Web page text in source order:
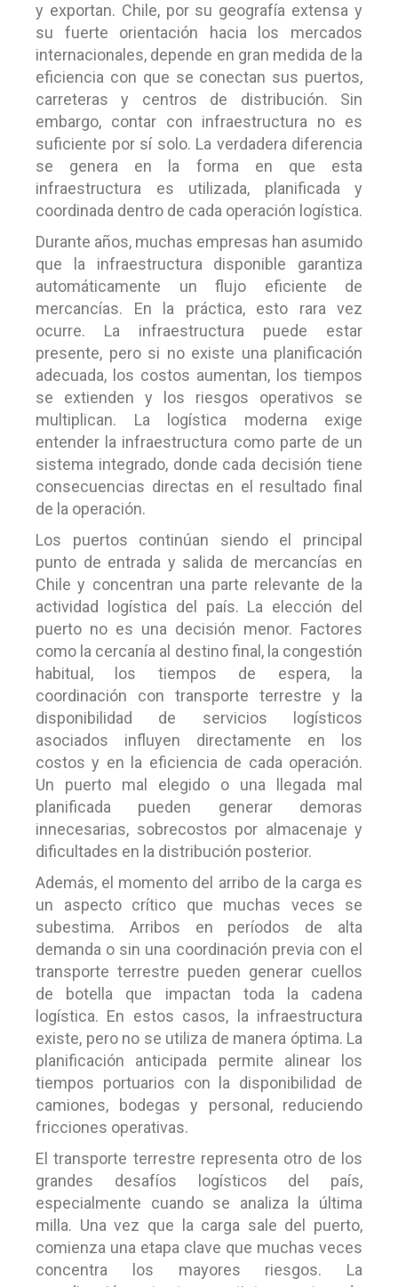
y exportan. Chile, por su geografía extensa y
su fuerte orientación hacia los mercados
internacionales, depende en gran medida de la
eficiencia con que se conectan sus puertos,
carreteras y centros de distribución. Sin
embargo, contar con infraestructura no es
suficiente por sí solo. La verdadera diferencia
se genera en la forma en que esta
infraestructura es utilizada, planificada y
coordinada dentro de cada operación logística.
Durante años, muchas empresas han asumido
que la infraestructura disponible garantiza
automáticamente un flujo eficiente de
mercancías. En la práctica, esto rara vez
ocurre. La infraestructura puede estar
presente, pero si no existe una planificación
adecuada, los costos aumentan, los tiempos
se extienden y los riesgos operativos se
multiplican. La logística moderna exige
entender la infraestructura como parte de un
sistema integrado, donde cada decisión tiene
consecuencias directas en el resultado final
de la operación.
Los puertos continúan siendo el principal
punto de entrada y salida de mercancías en
Chile y concentran una parte relevante de la
actividad logística del país. La elección del
puerto no es una decisión menor. Factores
como la cercanía al destino final, la congestión
habitual, los tiempos de espera, la
coordinación con transporte terrestre y la
disponibilidad de servicios logísticos
asociados influyen directamente en los
costos y en la eficiencia de cada operación.
Un puerto mal elegido o una llegada mal
planificada pueden generar demoras
innecesarias, sobrecostos por almacenaje y
dificultades en la distribución posterior.
Además, el momento del arribo de la carga es
un aspecto crítico que muchas veces se
subestima. Arribos en períodos de alta
demanda o sin una coordinación previa con el
transporte terrestre pueden generar cuellos
de botella que impactan toda la cadena
logística. En estos casos, la infraestructura
existe, pero no se utiliza de manera óptima. La
planificación anticipada permite alinear los
tiempos portuarios con la disponibilidad de
camiones, bodegas y personal, reduciendo
fricciones operativas.
El transporte terrestre representa otro de los
grandes desafíos logísticos del país,
especialmente cuando se analiza la última
milla. Una vez que la carga sale del puerto,
comienza una etapa clave que muchas veces
concentra los mayores riesgos. La